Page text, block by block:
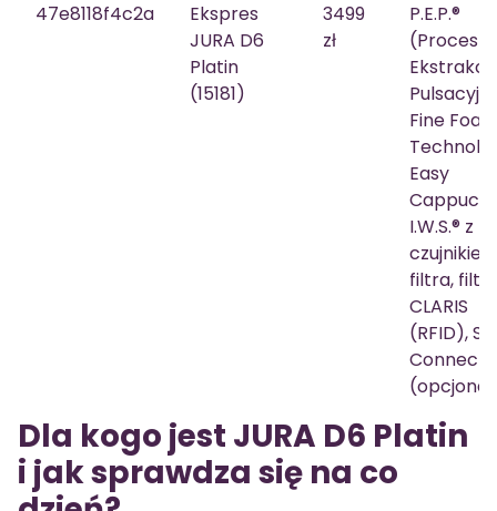
47e8118f4c2a
Ekspres
JURA D6
Platin
(15181)
3499
zł
P.E.P.®
(Proces
Ekstrakcji
Fine
Easy
I.W.S.® z
filtra, filtr
CLARIS
(RFID),
Connect
Dla kogo jest JURA D6 Platin
i jak sprawdza się na co